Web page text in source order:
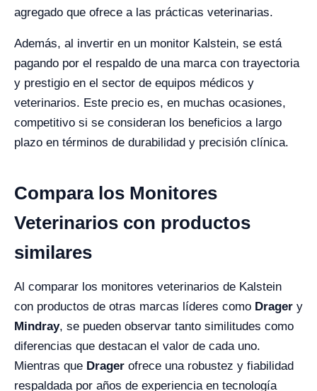
agregado que ofrece a las prácticas veterinarias.
Además, al invertir en un monitor Kalstein, se está
pagando por el respaldo de una marca con trayectoria
y prestigio en el sector de equipos médicos y
veterinarios. Este precio es, en muchas ocasiones,
competitivo si se consideran los beneficios a largo
plazo en términos de durabilidad y precisión clínica.
Compara los Monitores
Veterinarios con productos
similares
Al comparar los monitores veterinarios de Kalstein
con productos de otras marcas líderes como Drager y
Mindray, se pueden observar tanto similitudes como
diferencias que destacan el valor de cada uno.
Mientras que Drager ofrece una robustez y fiabilidad
respaldada por años de experiencia en tecnología